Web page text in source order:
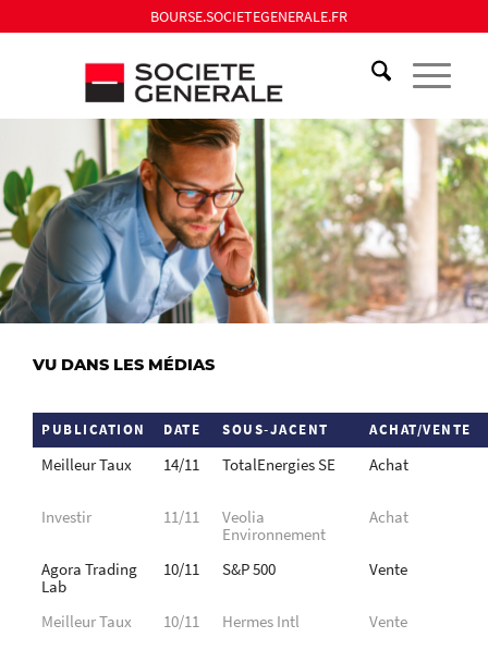
BOURSE.SOCIETEGENERALE.FR
VU DANS LES MÉDIAS
PUBLICATION DATE SOUS-JACENT ACHAT/VENTE
Meilleur Taux 14/11 TotalEnergies SE Achat
Investir 11/11
Veolia
Environnement
Achat
Agora Trading
Lab
10/11 S&P 500 Vente
Meilleur Taux 10/11 Hermes Intl Vente